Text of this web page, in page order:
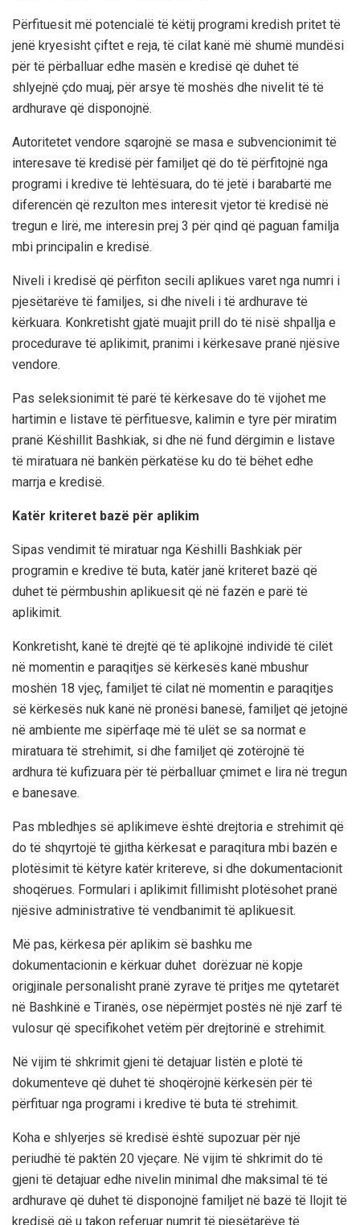
Përfituesit më potencialë të këtij programi kredish pritet të
jenë kryesisht çiftet e reja, të cilat kanë më shumë mundësi
për të përballuar edhe masën e kredisë që duhet të
shlyejnë çdo muaj, për arsye të moshës dhe nivelit të të
ardhurave që disponojnë.
Autoritetet vendore sqarojnë se masa e subvencionimit të
interesave të kredisë për familjet që do të përfitojnë nga
programi i kredive të lehtësuara, do të jetë i barabartë me
diferencën që rezulton mes interesit vjetor të kredisë në
tregun e lirë, me interesin prej 3 për qind që paguan familja
mbi principalin e kredisë.
Niveli i kredisë që përfiton secili aplikues varet nga numri i
pjesëtarëve të familjes, si dhe niveli i të ardhurave të
kërkuara. Konkretisht gjatë muajit prill do të nisë shpallja e
procedurave të aplikimit, pranimi i kërkesave pranë njësive
vendore.
Pas seleksionimit të parë të kërkesave do të vijohet me
hartimin e listave të përfituesve, kalimin e tyre për miratim
pranë Këshillit Bashkiak, si dhe në fund dërgimin e listave
të miratuara në bankën përkatëse ku do të bëhet edhe
marrja e kredisë.
Katër kriteret bazë për aplikim
Sipas vendimit të miratuar nga Këshilli Bashkiak për
programin e kredive të buta, katër janë kriteret bazë që
duhet të përmbushin aplikuesit që në fazën e parë të
aplikimit.
Konkretisht, kanë të drejtë që të aplikojnë individë të cilët
në momentin e paraqitjes së kërkesës kanë mbushur
moshën 18 vjeç, familjet të cilat në momentin e paraqitjes
së kërkesës nuk kanë në pronësi banesë, familjet që jetojnë
në ambiente me sipërfaqe më të ulët se sa normat e
miratuara të strehimit, si dhe familjet që zotërojnë të
ardhura të kufizuara për të përballuar çmimet e lira në tregun
e banesave.
Pas mbledhjes së aplikimeve është drejtoria e strehimit që
do të shqyrtojë të gjitha kërkesat e paraqitura mbi bazën e
plotësimit të këtyre katër kritereve, si dhe dokumentacionit
shoqërues. Formulari i aplikimit fillimisht plotësohet pranë
njësive administrative të vendbanimit të aplikuesit.
Më pas, kërkesa për aplikim së bashku me
dokumentacionin e kërkuar duhet dorëzuar në kopje
origjinale personalisht pranë zyrave të pritjes me qytetarët
në Bashkinë e Tiranës, ose nëpërmjet postës në një zarf të
vulosur që specifikohet vetëm për drejtorinë e strehimit.
Në vijim të shkrimit gjeni të detajuar listën e plotë të
dokumenteve që duhet të shoqërojnë kërkesën për të
përfituar nga programi i kredive të buta të strehimit.
Koha e shlyerjes së kredisë është supozuar për një
periudhë të paktën 20 vjeçare. Në vijim të shkrimit do të
gjeni të detajuar edhe nivelin minimal dhe maksimal të të
ardhurave që duhet të disponojnë familjet në bazë të llojit të
kredisë që u takon referuar numrit të pjesëtarëve të